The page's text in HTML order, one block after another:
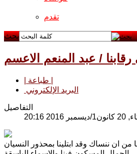
تقدم
بحث
/ عبد المنعم الاعسم
البريد الإلكتروني
التفاصيل
20:16